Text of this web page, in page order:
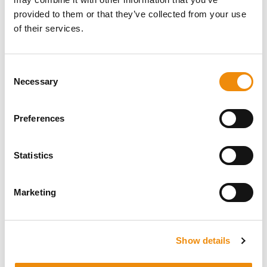
provided to them or that they’ve collected from your use
of their services.
Selection
Necessary
Preferences
Statistics
Marketing
Show details
chevaux. Que ce soit pendant les compétitions,
activités habituelles à la maison. En s'appuyant